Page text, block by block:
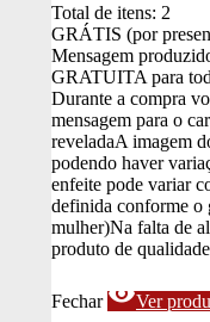
Total de itens: 2
GRÁTIS (por
Mensagem
GRATUITA para
Durante a compra
mensagem para o
reveladaA imagem
podendo haver
enfeite pode variar
definida conforme o
mulher)Na falta de
produto de
Fechar visibilityVer